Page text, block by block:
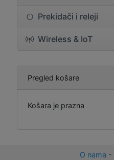
Prekidači i releji
Wireless & IoT
Pregled košare
Košara je prazna
O nama -